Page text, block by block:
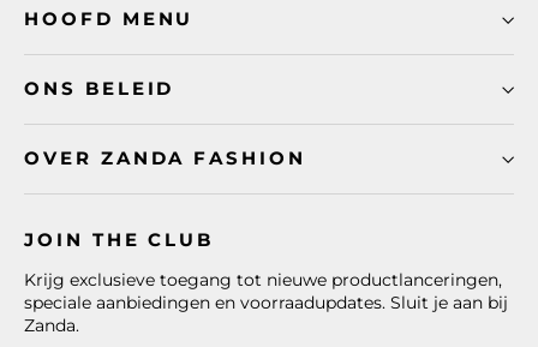
HOOFD MENU
ONS BELEID
OVER ZANDA FASHION
JOIN THE CLUB
Krijg exclusieve toegang tot nieuwe productlanceringen,
speciale aanbiedingen en voorraadupdates. Sluit je aan bij
Zanda.